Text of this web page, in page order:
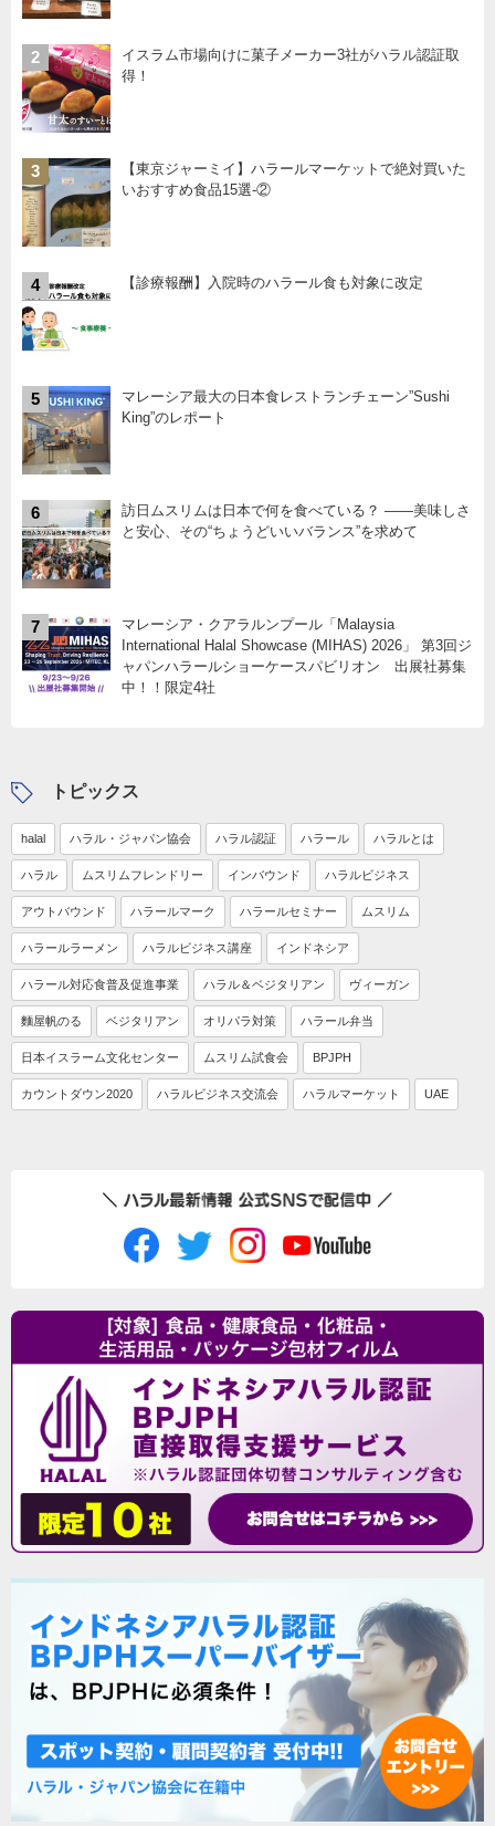
2
イスラム市場向けに菓子メーカー3社がハラル認証取
得！
3
【東京ジャーミイ】ハラールマーケットで絶対買いた
いおすすめ食品15選-②
4 【診療報酬】入院時のハラール食も対象に改定
5
マレーシア最大の日本食レストランチェーン”Sushi
King”のレポート
6
訪日ムスリムは日本で何を食べている？ ――美味しさ
と安心、その“ちょうどいいバランス”を求めて
7
マレーシア・クアラルンプール「Malaysia
International Halal Showcase (MIHAS) 2026」 第3回ジ
ャパンハラールショーケースパビリオン 出展社募集
中！！限定4社
トピックス
halal ハラル・ジャパン協会 ハラル認証 ハラール ハラルとは
ハラル ムスリムフレンドリー インバウンド ハラルビジネス
アウトバウンド ハラールマーク ハラールセミナー ムスリム
ハラールラーメン ハラルビジネス講座 インドネシア
ハラール対応食普及促進事業 ハラル＆ベジタリアン ヴィーガン
麵屋帆のる ベジタリアン オリパラ対策 ハラール弁当
日本イスラーム文化センター ムスリム試食会 BPJPH
カウントダウン2020 ハラルビジネス交流会 ハラルマーケット UAE